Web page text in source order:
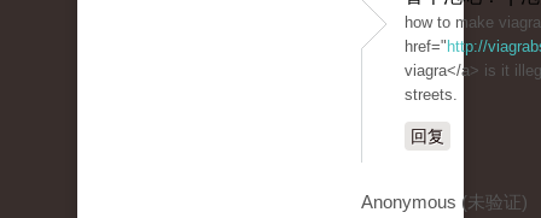
how to make
href=" http://
viagra</a> is it
streets.
回复
Anonymous (未验证)